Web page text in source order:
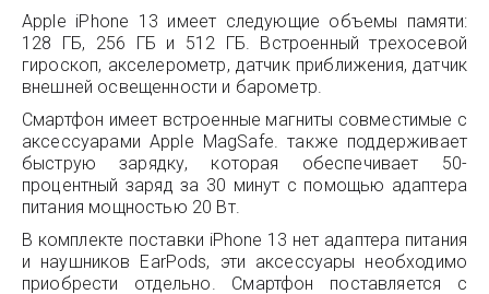
Apple iPhone 13 имеет следующие объемы памяти:
128 ГБ, 256 ГБ и 512 ГБ. Встроенный трехосевой
гироскоп, акселерометр, датчик приближения, датчик
внешней освещенности и барометр.
Смартфон имеет встроенные магниты совместимые с
аксессуарами Apple MagSafe. также поддерживает
быструю зарядку, которая обеспечивает 50-
процентный заряд за 30 минут с помощью адаптера
питания мощностью 20 Вт.
В комплекте поставки iPhone 13 нет адаптера питания
и наушников EarPods, эти аксессуары необходимо
приобрести отдельно. Смартфон поставляется с